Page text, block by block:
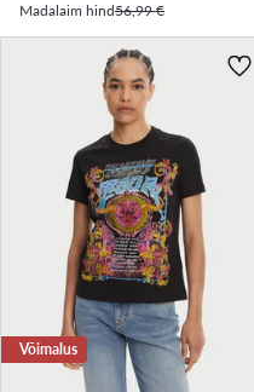
Madalaim hind56,99 €
Võimalus